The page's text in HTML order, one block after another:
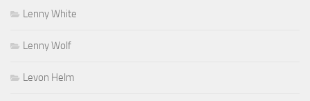
Lenny White
Lenny Wolf
Levon Helm